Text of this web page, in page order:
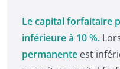
Le capital forfaitaire
inférieure à 10 %.
permanente est